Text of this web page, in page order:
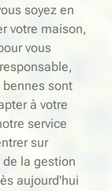
soyez en
votre maison,
vous
bennes sont
à votre
service
sur
la gestion
aujourd'hui